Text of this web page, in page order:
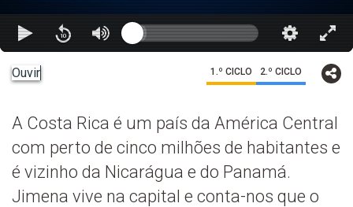
Ouvir 1.º CICLO 2.º CICLO
A Costa Rica é um país da América Central
com perto de cinco milhões de habitantes e
é vizinho da Nicarágua e do Panamá.
Jimena vive na capital e conta-nos que o